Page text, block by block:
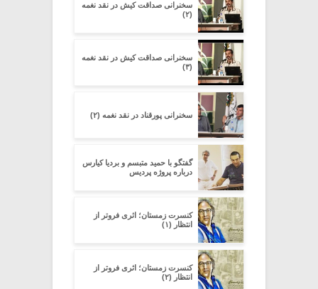
سخنرانی صداقت کیش در نقد نغمه
(۲)
سخنرانی صداقت کیش در نقد نغمه
(۳)
سخنرانی پورقناد در نقد نغمه (۲)
گفتگو با حمید متبسم و بردیا کیارس
درباره پروژه پردیس
کنسرت زمستان؛ اثری فروتر از
انتظار (۱)
کنسرت زمستان؛ اثری فروتر از
انتظار (۲)